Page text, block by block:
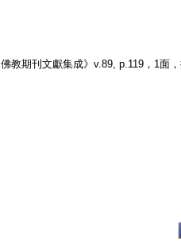
教期刊文獻集成》v.89, p.119，1面